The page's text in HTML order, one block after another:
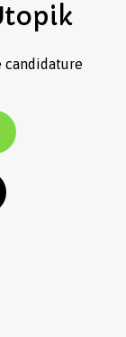
candidature